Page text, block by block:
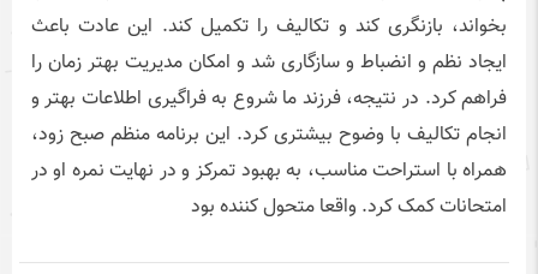
بخواند، بازنگری کند و تکالیف را تکمیل کند. این عادت باعث
ایجاد نظم و انضباط و سازگاری شد و امکان مدیریت بهتر زمان را
فراهم کرد. در نتیجه، فرزند ما شروع به فراگیری اطلاعات بهتر و
انجام تکالیف با وضوح بیشتری کرد. این برنامه منظم صبح زود،
همراه با استراحت مناسب، به بهبود تمرکز و در نهایت نمره او در
امتحانات کمک کرد. واقعا متحول کننده بود